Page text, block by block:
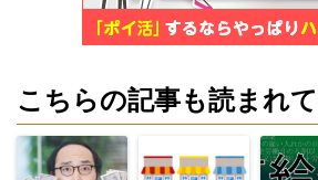
こちらの記事も読まれ